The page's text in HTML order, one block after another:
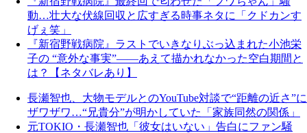
動…壮大な伏線回収と広すぎる時事ネタに「クドカンす
げぇ笑」
『新宿野戦病院』ラストでいきなりぶっ込まれた小池栄
子の “意外な事実”――あえて描かれなかった空白期間と
は？【ネタバレあり】
長瀬智也、大物モデルとのYouTube対談で“距離の近さ”に
ザワザワ…“兄貴分”が明かしていた「家族同然の関係」
元TOKIO・長瀬智也「彼女はいない」告白にファン騒